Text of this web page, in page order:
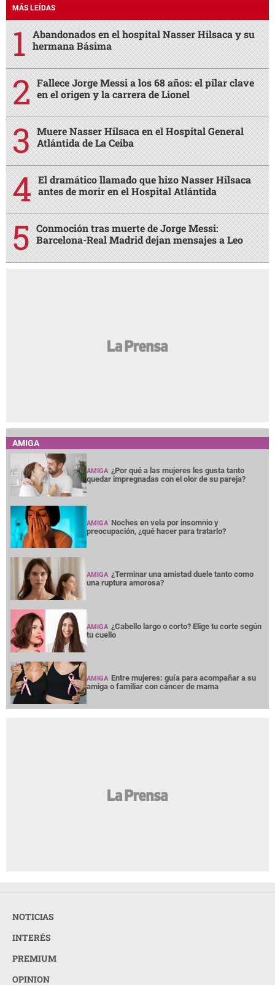
MÁS LEÍDAS
Abandonados en el hospital Nasser Hilsaca y su
hermana Básima
Fallece Jorge Messi a los 68 años: el pilar clave
en el origen y la carrera de Lionel
Muere Nasser Hilsaca en el Hospital General
Atlántida de La Ceiba
El dramático llamado que hizo Nasser Hilsaca
antes de morir en el Hospital Atlántida
Conmoción tras muerte de Jorge Messi:
Barcelona-Real Madrid dejan mensajes a Leo
AMIGA
AMIGA ¿Por qué a las mujeres les gusta tanto
quedar impregnadas con el olor de su pareja?
AMIGA Noches en vela por insomnio y
preocupación, ¿qué hacer para tratarlo?
AMIGA ¿Terminar una amistad duele tanto como
una ruptura amorosa?
AMIGA ¿Cabello largo o corto? Elige tu corte según
tu cuello
AMIGA Entre mujeres: guía para acompañar a su
amiga o familiar con cáncer de mama
NOTICIAS
INTERÉS
PREMIUM
OPINION